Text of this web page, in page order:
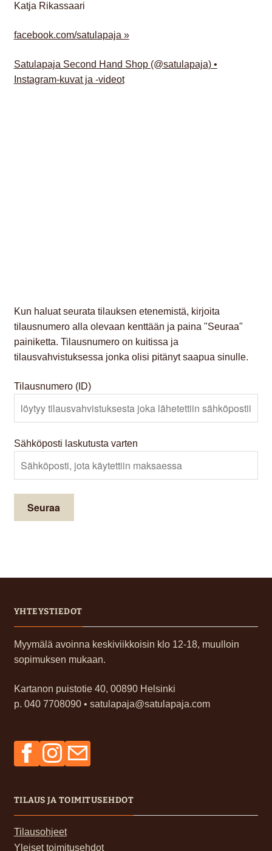
Katja Rikassaari
facebook.com/satulapaja »
Satulapaja Second Hand Shop (@satulapaja) •
Instagram-kuvat ja -videot
Kun haluat seurata tilauksen etenemistä, kirjoita
tilausnumero alla olevaan kenttään ja paina "Seuraa"
painiketta. Tilausnumero on kuitissa ja
tilausvahvistuksessa jonka olisi pitänyt saapua sinulle.
Tilausnumero (ID)
Sähköposti laskutusta varten
Seuraa
YHTEYSTIEDOT
Myymälä avoinna keskiviikkoisin klo 12-18, muulloin
sopimuksen mukaan.
Kartanon puistotie 40, 00890 Helsinki
p. 040 7708090 • satulapaja@satulapaja.com
FacebookInstagramSähköposti
TILAUS JA TOIMITUSEHDOT
Tilausohjeet
Yleiset toimitusehdot